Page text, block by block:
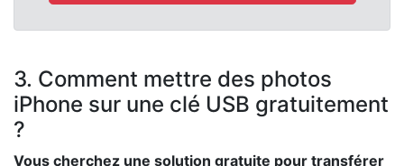
3. Comment mettre des photos
iPhone sur une clé USB gratuitement
?
Vous cherchez une solution gratuite pour transférer